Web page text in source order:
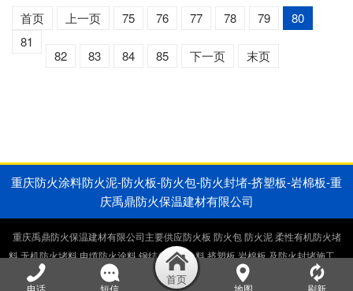
首页 上一页 75 76 77 78 79
80
81
82
83 84 85 下一页 末页
重庆防火涂料防火泥-防火板-防火包-防火封堵-挤塑板-岩棉板-重
庆禹鼎防火保温建材有限公司
重庆禹鼎防火保温建材有限公司主要供应防火板 防火包 防火泥 柔性有机防火堵
料 无机防火堵料 电缆防火涂料 钢结构防火涂料 挤塑板 岩棉板 及防火封堵施工，
电缆井防火封堵施工，桥架防火封堵施工。生产销售一体厂家直供。
电话
短信 地图 刷新